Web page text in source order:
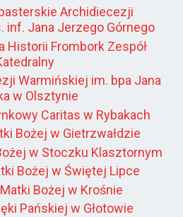
Archidiecezji
inf. Jana Jerzego Górnego
Historii Frombork Zespół
Warmińskiej im. bpa Jana
w Olsztynie
Caritas w Rybakach
Bożej w Gietrzwałdzie
w Stoczku Klasztornym
Bożej w Świętej Lipce
Bożej w Krośnie
Pańskiej w Głotowie